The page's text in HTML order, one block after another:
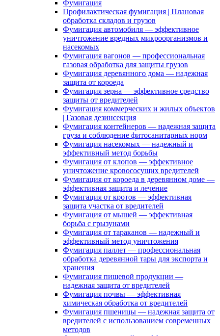
Фумигация
Профилактическая фумигация | Плановая
обработка складов и грузов
Фумигация автомобиля — эффективное
уничтожение вредных микроорганизмов и
насекомых
Фумигация вагонов — профессиональная
газовая обработка для защиты грузов
Фумигация деревянного дома — надежная
защита от короеда
Фумигация зерна — эффективное средство
защиты от вредителей
Фумигация коммерческих и жилых объектов
| Газовая дезинсекция
Фумигация контейнеров — надежная защита
груза и соблюдение фитосанитарных норм
Фумигация насекомых — надежный и
эффективный метод борьбы
Фумигация от клопов — эффективное
уничтожение кровососущих вредителей
Фумигация от короеда в деревянном доме —
эффективная защита и лечение
Фумигация от кротов — эффективная
защита участка от вредителей
Фумигация от мышей — эффективная
борьба с грызунами
Фумигация от тараканов — надежный и
эффективный метод уничтожения
Фумигация паллет — профессиональная
обработка деревянной тары для экспорта и
хранения
Фумигация пищевой продукции —
надежная защита от вредителей
Фумигация почвы — эффективная
химическая обработка от вредителей
Фумигация пшеницы — надежная защита от
вредителей с использованием современных
методов